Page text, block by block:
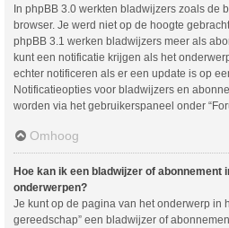
In phpBB 3.0 werkten bladwijzers zoals de
browser. Je werd niet op de hoogte
phpBB 3.1 werken bladwijzers meer als
kunt een notificatie krijgen als het
echter notificeren als er een update is op
Notificatieopties voor bladwijzers en
worden via het gebruikerspaneel onder
Omhoog
Hoe kan ik een bladwijzer of abonnement
onderwerpen?
Je kunt op de pagina van het onderwerp in
gereedschap” een bladwijzer of